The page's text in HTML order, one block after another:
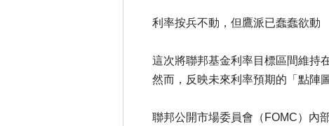
利率按兵不動，但鷹派已蠢蠢欲動
這次將聯邦基金利率目標區間維持
然而，反映未來利率預期的「點陣
聯邦公開市場委員會（FOMC）內